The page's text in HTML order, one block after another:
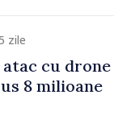
zile
cu drone
8 milioane